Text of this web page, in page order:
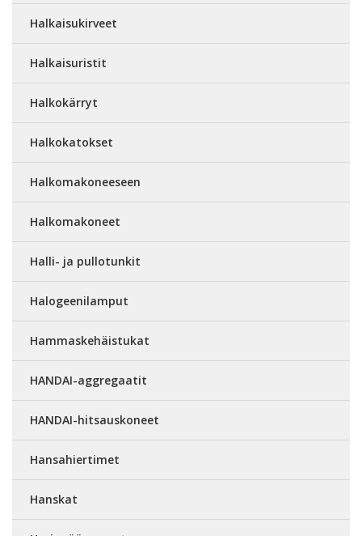
Halkaisukirveet
Halkaisuristit
Halkokärryt
Halkokatokset
Halkomakoneeseen
Halkomakoneet
Halli- ja pullotunkit
Halogeenilamput
Hammaskehäistukat
HANDAI-aggregaatit
HANDAI-hitsauskoneet
Hansahiertimet
Hanskat